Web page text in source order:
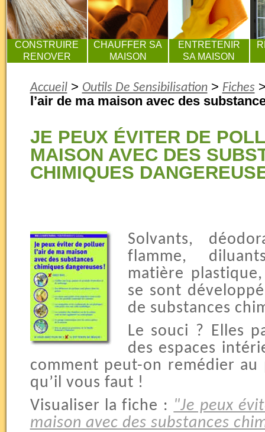
CONSTRUIRE
RENOVER
CHAUFFER SA
MAISON
ENTRETENIR
SA MAISON
Accueil> Outils De Sensibilisation> Fiches
l’air de ma maison avec des
JE PEUX ÉVITER DE
MAISON AVEC DES
CHIMIQUES
Solvants,
flamme,
matière
se sont
de substances
Le souci ? Elles
des espaces
comment peut-on remédier
qu’il vous faut !
Visualiser la fiche : "Je peux
maison avec des substances